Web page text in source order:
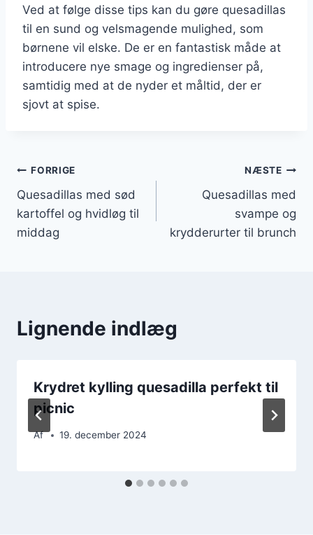
Ved at følge disse tips kan du gøre quesadillas
til en sund og velsmagende mulighed, som
børnene vil elske. De er en fantastisk måde at
introducere nye smage og ingredienser på,
samtidig med at de nyder et måltid, der er
sjovt at spise.
Indlægsnavigation
FORRIGE
Quesadillas med sød
kartoffel og hvidløg til
middag
NÆSTE
Quesadillas med
svampe og
krydderurter til brunch
Lignende indlæg
Krydret kylling quesadilla perfekt til
picnic
Af 19. december 2024